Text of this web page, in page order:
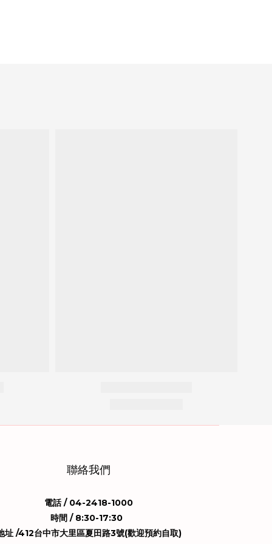
聯絡我們
電話 / 04-2418-1000
時間 / 8:30-17:30
址 /412台中市大里區夏田路3號(歡迎預約自取)